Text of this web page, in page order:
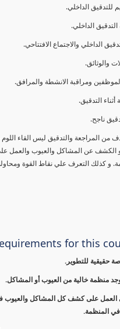
من المراجعة والتدقيق ليس القاء
عن المشاكل والعيوب والعمل على
و كذلك التعرف علي نقاط القوة
for this
حقيقية للتطوير.
منظمة خالية من العيوب أو المشاكل.
على كشف كل المشاكل والعيوب في
في المنظمة.